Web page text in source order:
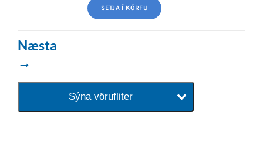
SETJA Í KÖRFU
Næsta
→
Sýna vörufliter